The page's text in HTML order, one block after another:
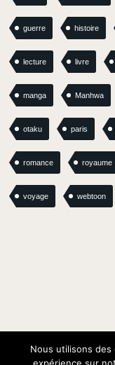
guerre histoire
lecture livre
manga Manhwa
otaku paris
romance royaume
voyage webtoon
Nous utilisons des